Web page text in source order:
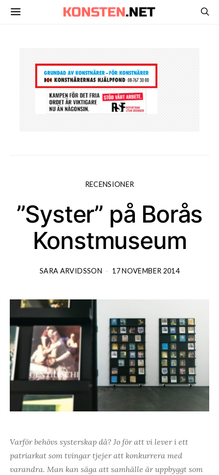
RECENSIONER
”Syster” på Borås
Konstmuseum
SARA ARVIDSSON 17 NOVEMBER 2014
Varför behövs systerskap då? Jo för att vi lever i ett
patriarkat som tvingar tjejer att konkurrera med
varandra. Man kan säga att samhälle är uppbyggt som